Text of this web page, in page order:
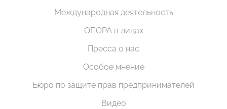
Международная деятельность
ОПОРА в лицах
Пресса о нас
Особое мнение
Бюро по защите прав предпринимателей
Видео